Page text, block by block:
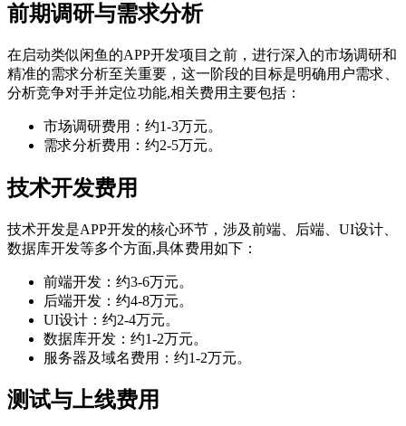
前期调研与需求分析
在启动类似闲鱼的APP开发项目之前，进行深入的市场调研和
精准的需求分析至关重要，这一阶段的目标是明确用户需求、
分析竞争对手并定位功能,相关费用主要包括：
市场调研费用：约1-3万元。
需求分析费用：约2-5万元。
技术开发费用
技术开发是APP开发的核心环节，涉及前端、后端、UI设计、
数据库开发等多个方面,具体费用如下：
前端开发：约3-6万元。
后端开发：约4-8万元。
UI设计：约2-4万元。
数据库开发：约1-2万元。
服务器及域名费用：约1-2万元。
测试与上线费用